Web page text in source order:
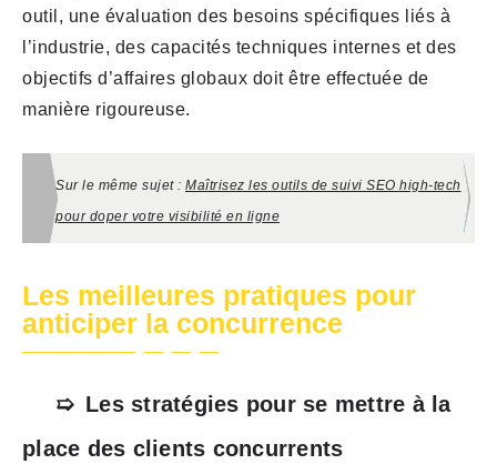
outil, une évaluation des besoins spécifiques liés à
l’industrie, des capacités techniques internes et des
objectifs d’affaires globaux doit être effectuée de
manière rigoureuse.
Sur le même sujet : Maîtrisez les outils de suivi SEO high-tech
pour doper votre visibilité en ligne
Les meilleures pratiques pour
anticiper la concurrence
Les stratégies pour se mettre à la
place des clients concurrents